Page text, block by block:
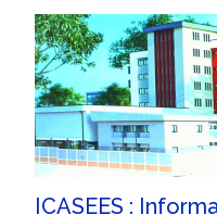
ICASEES :